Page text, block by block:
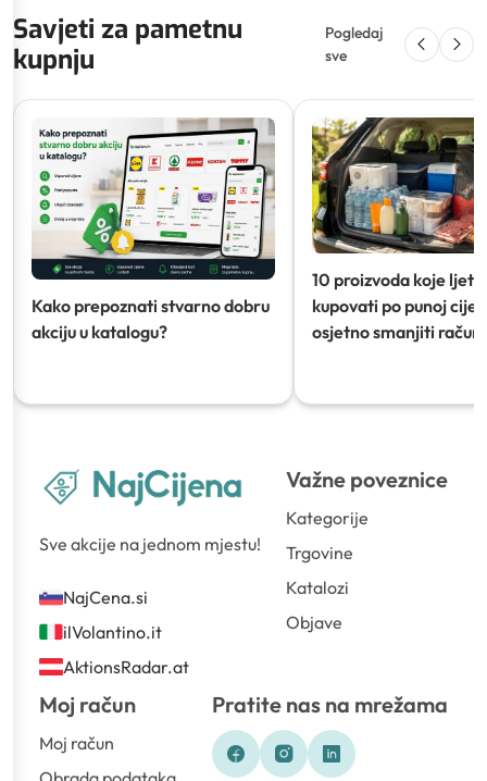
Savjeti za pametnu
kupnju
Pogledaj
sve
Kako prepoznati stvarno dobru
akciju u katalogu?
10 proizvoda koje ljeti
kupovati po punoj
osjetno smanjiti račun)
Sve akcije na jednom mjestu!
NajCena.si
ilVolantino.it
AktionsRadar.at
Važne poveznice
Kategorije
Trgovine
Katalozi
Objave
Moj račun
Moj račun
Pratite nas na mrežama